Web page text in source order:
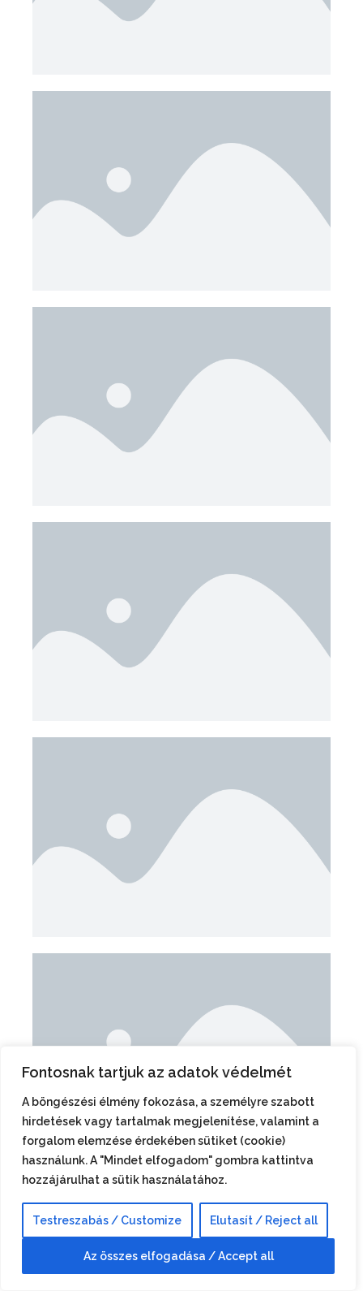
Fontosnak tartjuk az adatok védelmét
A böngészési élmény fokozása, a személyre szabott
hirdetések vagy tartalmak megjelenítése, valamint a
forgalom elemzése érdekében sütiket (cookie)
használunk. A "Mindet elfogadom" gombra kattintva
hozzájárulhat a sütik használatához.
Testreszabás / Customize Elutasít / Reject all
Az összes elfogadása / Accept all